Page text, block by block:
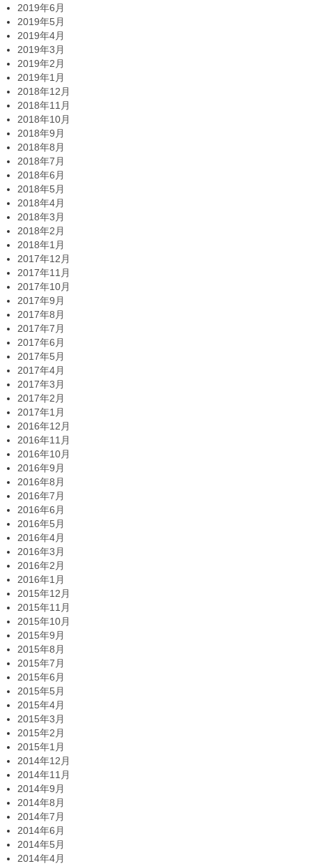
2019年6月
2019年5月
2019年4月
2019年3月
2019年2月
2019年1月
2018年12月
2018年11月
2018年10月
2018年9月
2018年8月
2018年7月
2018年6月
2018年5月
2018年4月
2018年3月
2018年2月
2018年1月
2017年12月
2017年11月
2017年10月
2017年9月
2017年8月
2017年7月
2017年6月
2017年5月
2017年4月
2017年3月
2017年2月
2017年1月
2016年12月
2016年11月
2016年10月
2016年9月
2016年8月
2016年7月
2016年6月
2016年5月
2016年4月
2016年3月
2016年2月
2016年1月
2015年12月
2015年11月
2015年10月
2015年9月
2015年8月
2015年7月
2015年6月
2015年5月
2015年4月
2015年3月
2015年2月
2015年1月
2014年12月
2014年11月
2014年9月
2014年8月
2014年7月
2014年6月
2014年5月
2014年4月